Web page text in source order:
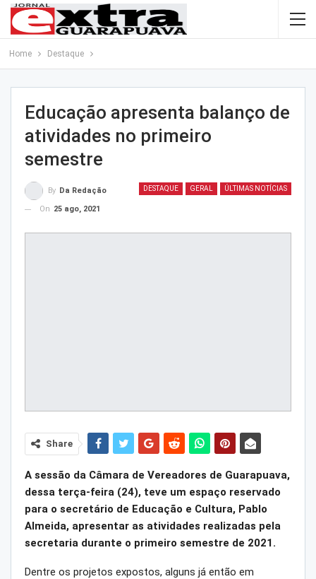
Home Destaque
Educação apresenta balanço de
atividades no primeiro
semestre
DESTAQUE GERAL ÚLTIMAS NOTÍCIAS
By Da Redação
On 25 ago, 2021
Share
A sessão da Câmara de Vereadores de Guarapuava,
dessa terça-feira (24), teve um espaço reservado
para o secretário de Educação e Cultura, Pablo
Almeida, apresentar as atividades realizadas pela
secretaria durante o primeiro semestre de 2021.
Dentre os projetos expostos, alguns já então em